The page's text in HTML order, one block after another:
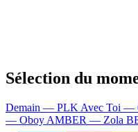
Sélection du
Demain — PLK Avec Toi —
— Oboy AMBER — Zola